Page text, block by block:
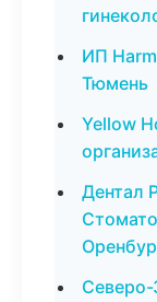
ИП
Тюмень
Yellow
Дентал